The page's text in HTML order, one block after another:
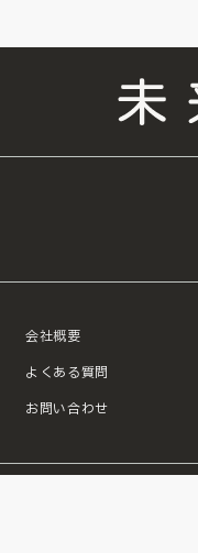
会社概要
よくある質問
お問い合わせ